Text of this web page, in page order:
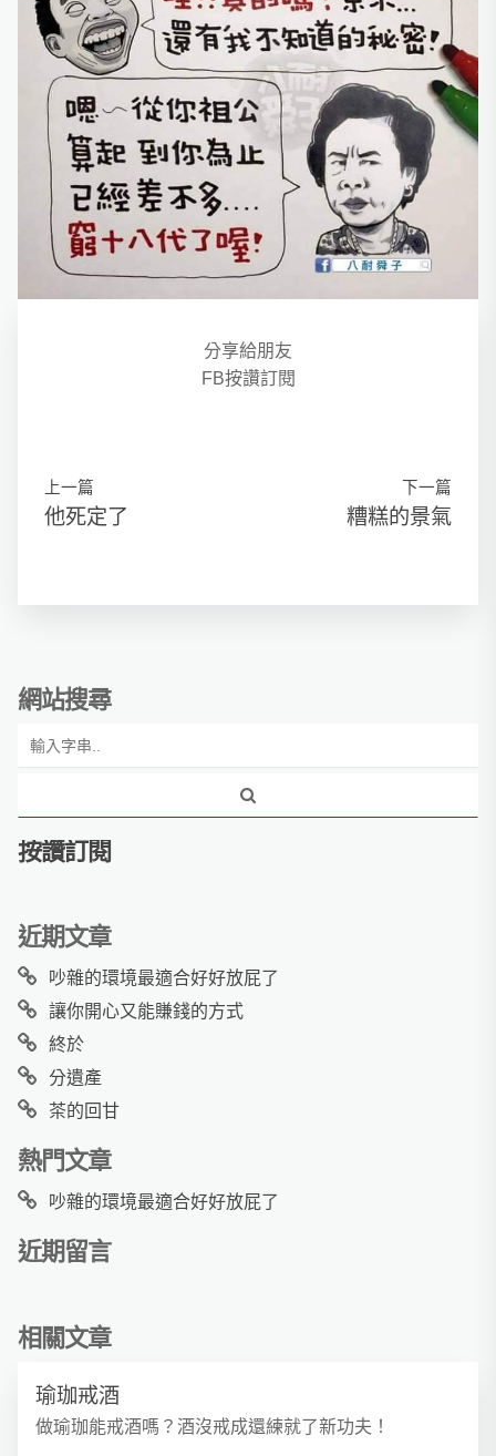
分享給朋友
FB按讚訂閱
上一篇
他死定了
下一篇
糟糕的景氣
網站搜尋
按讚訂閱
近期文章
吵雜的環境最適合好好放屁了
讓你開心又能賺錢的方式
終於
分遺產
茶的回甘
熱門文章
吵雜的環境最適合好好放屁了
近期留言
相關文章
瑜珈戒酒
做瑜珈能戒酒嗎？酒沒戒成還練就了新功夫！